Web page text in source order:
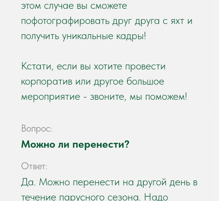
этом случае вы сможете
пофотографировать друг друга с яхт и
получить уникальные кадры!
Кстати, если вы хотите провести
корпоратив или другое большое
мероприятие - звоните, мы поможем!
Вопрос:
Можно ли перенести?
Ответ:
Да. Можно перенести на другой день в
течение парусного сезона. Надо